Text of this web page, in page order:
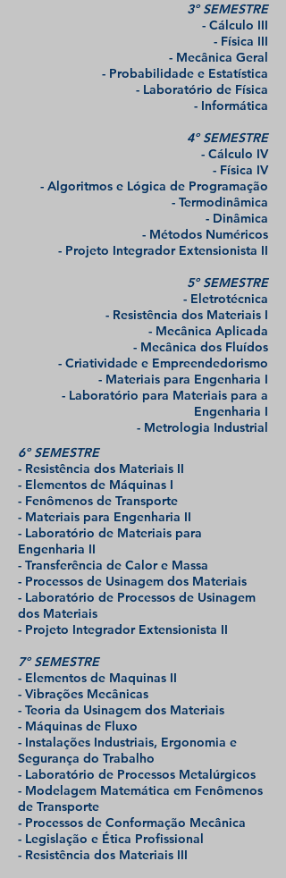
3º SEMESTRE
- Cálculo III
- Física III
- Mecânica Geral
- Probabilidade e Estatística
- Laboratório de Física
- Informática
4º SEMESTRE
- Cálculo IV
- Física IV
- Algoritmos e Lógica de Programação
- Termodinâmica
- Dinâmica
- Métodos Numéricos
- Projeto Integrador Extensionista II
5º SEMESTRE
- Eletrotécnica
- Resistência dos Materiais I
- Mecânica Aplicada
- Mecânica dos Fluídos
- Criatividade e Empreendedorismo
- Materiais para Engenharia I
- Laboratório para Materiais para a
Engenharia I
- Metrologia Industrial
6º SEMESTRE
- Resistência dos Materiais II
- Elementos de Máquinas I
- Fenômenos de Transporte
- Materiais para Engenharia II
- Laboratório de Materiais para
Engenharia II
- Transferência de Calor e Massa
- Processos de Usinagem dos Materiais
- Laboratório de Processos de Usinagem
dos Materiais
- Projeto Integrador Extensionista II
7º SEMESTRE
- Elementos de Maquinas II
- Vibrações Mecânicas
- Teoria da Usinagem dos Materiais
- Máquinas de Fluxo
- Instalações Industriais, Ergonomia e
Segurança do Trabalho
- Laboratório de Processos Metalúrgicos
- Modelagem Matemática em Fenômenos
de Transporte
- Processos de Conformação Mecânica
- Legislação e Ética Profissional
- Resistência dos Materiais III